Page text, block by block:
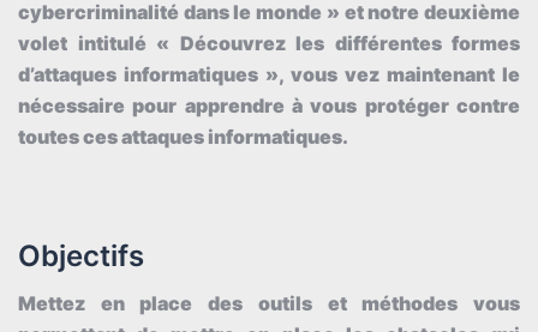
cybercriminalité dans le monde » et notre deuxième
volet intitulé « Découvrez les différentes formes
d’attaques informatiques », vous vez maintenant le
nécessaire pour apprendre à vous protéger contre
toutes ces attaques informatiques.
Objectifs
Mettez en place des outils et méthodes vous